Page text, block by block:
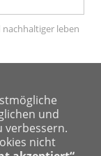
nachhaltiger leben
und
verbessern.
nicht